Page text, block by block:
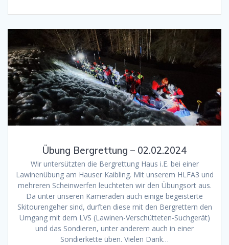
Übung Bergrettung – 02.02.2024
Wir untersützten die Bergrettung Haus i.E. bei einer
Lawinenübung am Hauser Kaibling. Mit unserem HLFA3 und
mehreren Scheinwerfen leuchteten wir den Übungsort aus.
Da unter unseren Kameraden auch einige begeisterte
Skitourengeher sind, durften diese mit den Bergrettern den
Umgang mit dem LVS (Lawinen-Verschütteten-Suchgerät)
und das Sondieren, unter anderem auch in einer
Sondierkette üben. Vielen Dank…